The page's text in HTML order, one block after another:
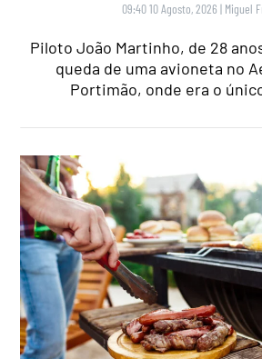
09:40 10 Agosto, 2026 | Miguel
Piloto João Martinho, de 28
queda de uma avioneta no
Portimão, onde era o